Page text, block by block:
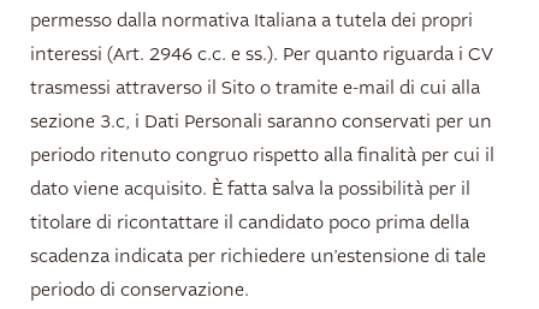
permesso dalla normativa Italiana a tutela dei propri
interessi (Art. 2946 c.c. e ss.). Per quanto riguarda i CV
trasmessi attraverso il Sito o tramite e-mail di cui alla
sezione 3.c, i Dati Personali saranno conservati per un
periodo ritenuto congruo rispetto alla finalità per cui il
dato viene acquisito. È fatta salva la possibilità per il
titolare di ricontattare il candidato poco prima della
scadenza indicata per richiedere un’estensione di tale
periodo di conservazione.